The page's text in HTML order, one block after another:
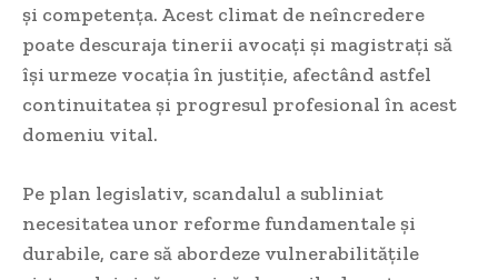
și competența. Acest climat de neîncredere
poate descuraja tinerii avocați și magistrați să
își urmeze vocația în justiție, afectând astfel
continuitatea și progresul profesional în acest
domeniu vital.
Pe plan legislativ, scandalul a subliniat
necesitatea unor reforme fundamentale și
durabile, care să abordeze vulnerabilitățile